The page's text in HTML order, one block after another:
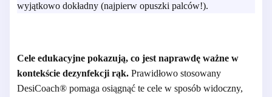
wyjątkowo dokładny (najpierw opuszki palców!).
Cele edukacyjne pokazują, co jest naprawdę ważne w
kontekście dezynfekcji rąk. Prawidłowo stosowany
DesiCoach® pomaga osiągnąć te cele w sposób widoczny,